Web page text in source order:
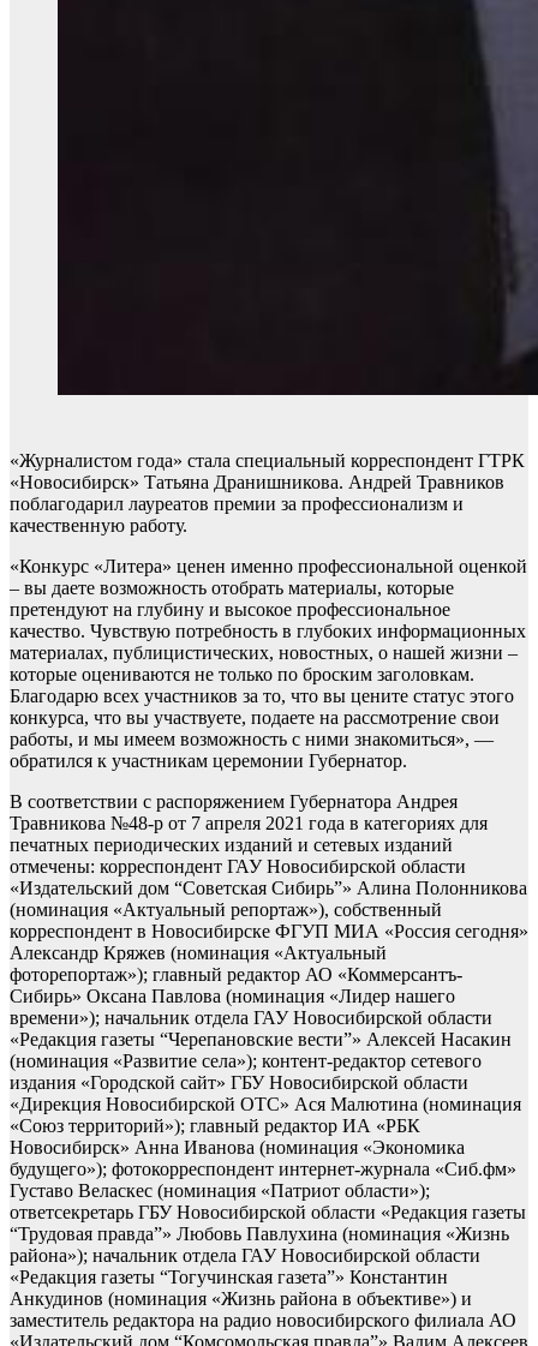
«Журналистом года» стала специальный корреспондент ГТРК
«Новосибирск» Татьяна Дранишникова. Андрей Травников
поблагодарил лауреатов премии за профессионализм и
качественную работу.
«Конкурс «Литера» ценен именно профессиональной оценкой
– вы даете возможность отобрать материалы, которые
претендуют на глубину и высокое профессиональное
качество. Чувствую потребность в глубоких информационных
материалах, публицистических, новостных, о нашей жизни –
которые оцениваются не только по броским заголовкам.
Благодарю всех участников за то, что вы цените статус этого
конкурса, что вы участвуете, подаете на рассмотрение свои
работы, и мы имеем возможность с ними знакомиться», —
обратился к участникам церемонии Губернатор.
В соответствии с распоряжением Губернатора Андрея
Травникова №48-р от 7 апреля 2021 года в категориях для
печатных периодических изданий и сетевых изданий
отмечены: корреспондент ГАУ Новосибирской области
«Издательский дом “Советская Сибирь”» Алина Полонникова
(номинация «Актуальный репортаж»), собственный
корреспондент в Новосибирске ФГУП МИА «Россия сегодня»
Александр Кряжев (номинация «Актуальный
фоторепортаж»); главный редактор АО «Коммерсантъ-
Сибирь» Оксана Павлова (номинация «Лидер нашего
времени»); начальник отдела ГАУ Новосибирской области
«Редакция газеты “Черепановские вести”» Алексей Насакин
(номинация «Развитие села»); контент-редактор сетевого
издания «Городской сайт» ГБУ Новосибирской области
«Дирекция Новосибирской ОТС» Ася Малютина (номинация
«Союз территорий»); главный редактор ИА «РБК
Новосибирск» Анна Иванова (номинация «Экономика
будущего»); фотокорреспондент интернет-журнала «Сиб.фм»
Густаво Веласкес (номинация «Патриот области»);
ответсекретарь ГБУ Новосибирской области «Редакция газеты
“Трудовая правда”» Любовь Павлухина (номинация «Жизнь
района»); начальник отдела ГАУ Новосибирской области
«Редакция газеты “Тогучинская газета”» Константин
Анкудинов (номинация «Жизнь района в объективе») и
заместитель редактора на радио новосибирского филиала АО
«Издательский дом “Комсомольская правда”» Вадим Алексеев